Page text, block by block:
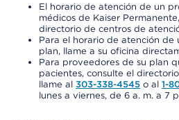
El horario de atención de un
médicos de Kaiser
directorio de centros de
Para el horario de atención
plan, llame a su oficina
Para proveedores de su plan
pacientes, consulte el
llame al 303-338-4545 o al 1-
lunes a viernes, de 6 a. m. a 7